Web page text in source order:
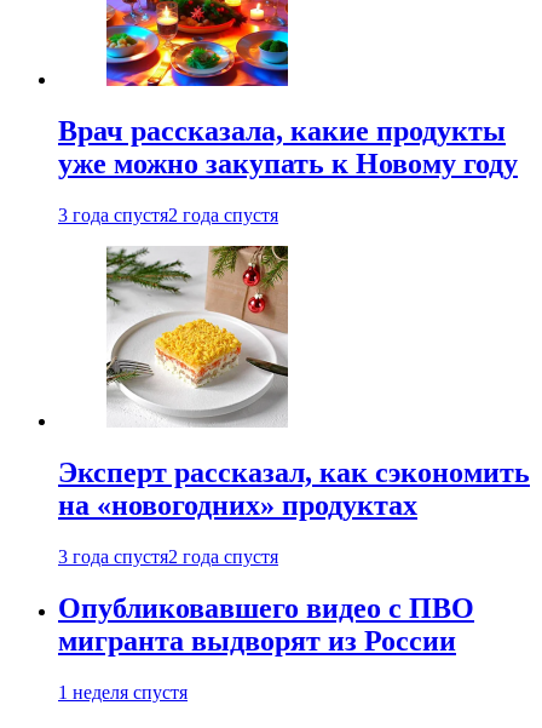
Врач рассказала, какие продукты
уже можно закупать к Новому году
3 года спустя2 года спустя
Эксперт рассказал, как сэкономить
на «новогодних» продуктах
3 года спустя2 года спустя
Опубликовавшего видео с ПВО
мигранта выдворят из России
1 неделя спустя